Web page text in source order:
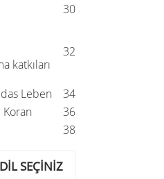
30
katkıları
32
Leben
34
36
38
DİL SEÇİNİZ